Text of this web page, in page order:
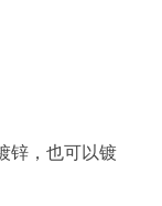
锌，也可以镀